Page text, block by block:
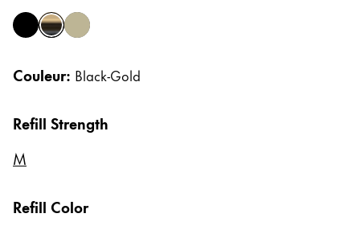
Cadeaux
Holiday Special
Coffrets cadeaux
LAMY pico Lx
Inspiration
blackblack gold
titanium
Couleur: Black-Gold
Refill Strength
M
Refill Color